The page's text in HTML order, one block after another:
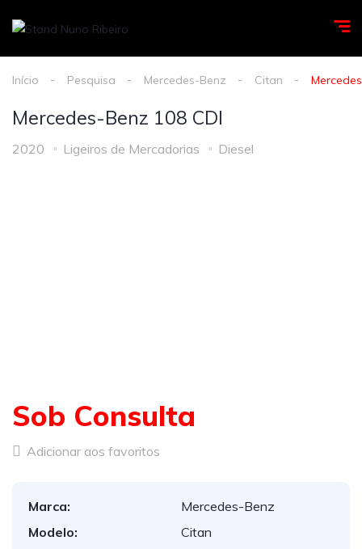
Início Pesquisa Mercedes-Benz Citan
Mercedes-Benz 108 CDI
2020 Ligeiros de Mercadorias Diesel
Sob Consulta
Adicionar aos favoritos
Marca:
Mercedes-Benz
Modelo:
Citan